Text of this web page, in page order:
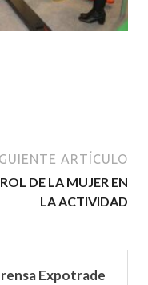
ARTÍCULO
DE LA MUJER EN
LA ACTIVIDAD
Expotrade